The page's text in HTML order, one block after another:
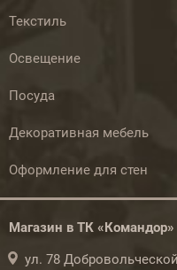
Текстиль
Освещение
Посуда
Декоративная мебель
Оформление для стен
Магазин в ТК «Командор»
ул. 78